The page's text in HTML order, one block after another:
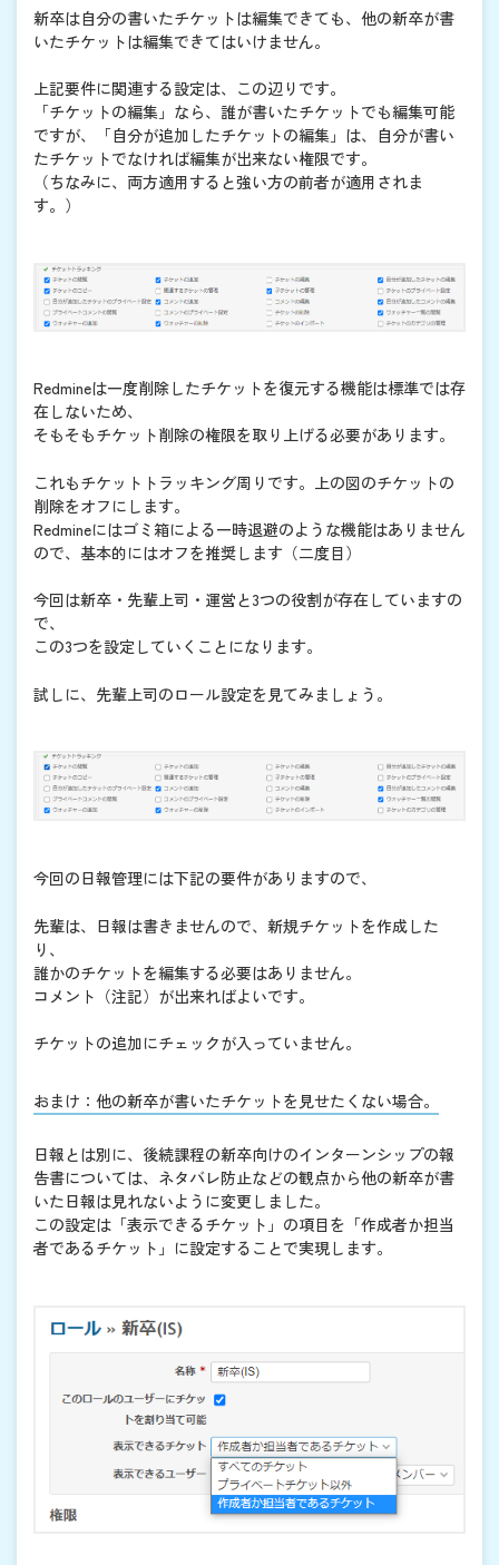
新卒は自分の書いたチケットは編集できても、他の新卒が書
いたチケットは編集できてはいけません。
上記要件に関連する設定は、この辺りです。
「チケットの編集」なら、誰が書いたチケットでも編集可能
ですが、「自分が追加したチケットの編集」は、自分が書い
たチケットでなければ編集が出来ない権限です。
（ちなみに、両方適用すると強い方の前者が適用されま
す。）
Redmineは一度削除したチケットを復元する機能は標準では存
在しないため、
そもそもチケット削除の権限を取り上げる必要があります。
これもチケットトラッキング周りです。上の図のチケットの
削除をオフにします。
Redmineにはゴミ箱による一時退避のような機能はありません
ので、基本的にはオフを推奨します（二度目）
今回は新卒・先輩上司・運営と3つの役割が存在していますの
で、
この3つを設定していくことになります。
試しに、先輩上司のロール設定を見てみましょう。
今回の日報管理には下記の要件がありますので、
先輩は、日報は書きませんので、新規チケットを作成した
り、
誰かのチケットを編集する必要はありません。
コメント（注記）が出来ればよいです。
チケットの追加にチェックが入っていません。
おまけ：他の新卒が書いたチケットを見せたくない場合。
日報とは別に、後続課程の新卒向けのインターンシップの報
告書については、ネタバレ防止などの観点から他の新卒が書
いた日報は見れないように変更しました。
この設定は「表示できるチケット」の項目を「作成者か担当
者であるチケット」に設定することで実現します。